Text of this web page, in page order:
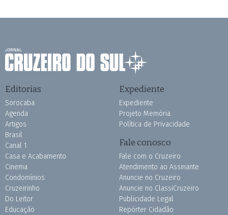
Editorias
Sorocaba
Agenda
Artigos
Brasil
Canal 1
Casa e Acabamento
Cinema
Condomínios
Cruzeirinho
Do Leitor
Educação
Expediente
Expediente
Projeto Memória
Política de Privacidade
Fale conosco
Fale com o Cruzeiro
Atendimento ao Assinante
Anuncie no Cruzeiro
Anuncie no ClassiCruzeiro
Publicidade Legal
Repórter Cidadão